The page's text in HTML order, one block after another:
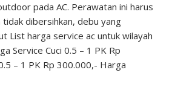
pada AC. Perawatan ini harus
dibersihkan, debu yang
List harga service ac untuk wilayah
Service Cuci 0.5 – 1 PK Rp
– 1 PK Rp 300.000,- Harga